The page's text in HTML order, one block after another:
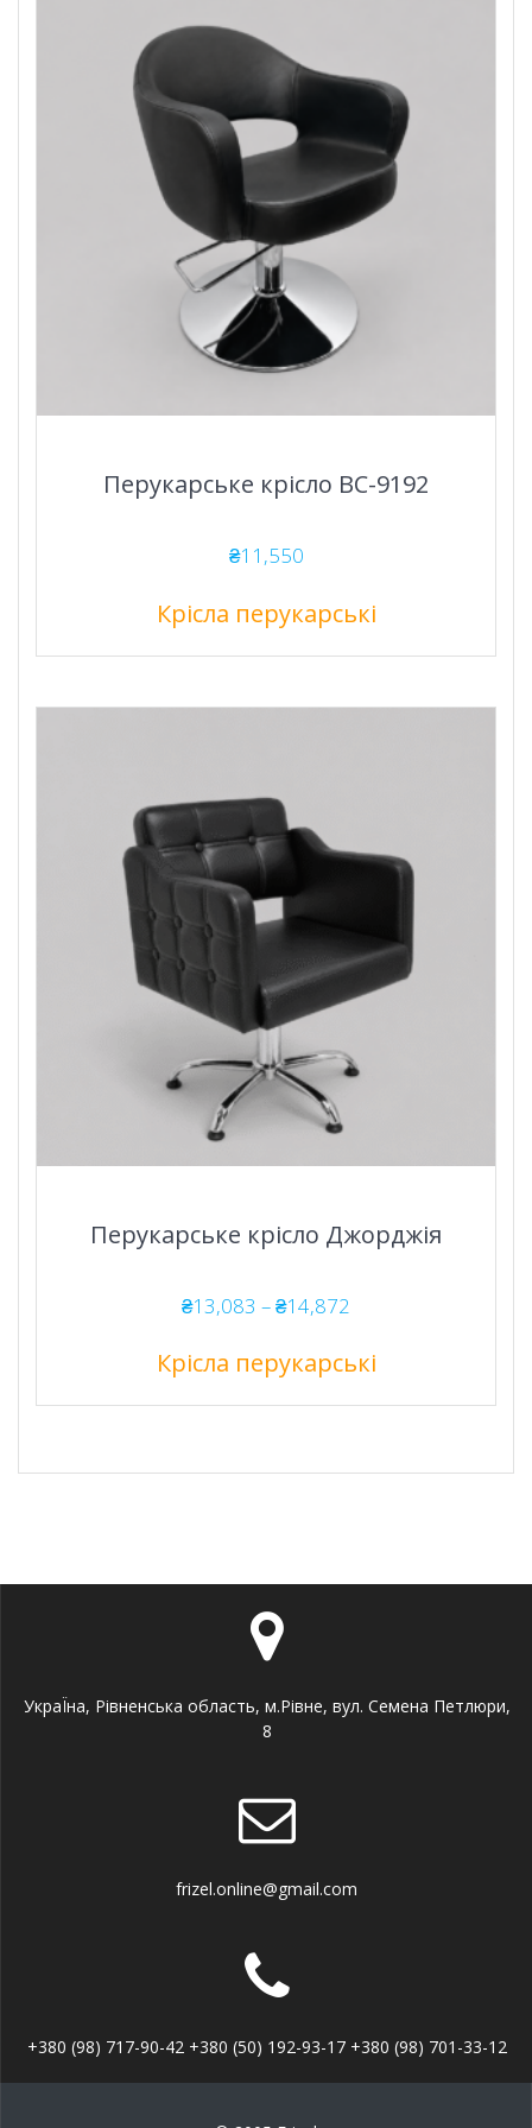
Перукарське крісло BC-9192
₴11,550
Крісла перукарські
Перукарське крісло Джорджія
₴13,083 –₴14,872
від
₴13,083
до
Крісла перукарські
УкраЇна, Рівненська область, м.Рівне, вул. Семена Петлюри,
8
frizel.online@gmail.com
+380 (98) 717-90-42 +380 (50) 192-93-17 +380 (98) 701-33-12